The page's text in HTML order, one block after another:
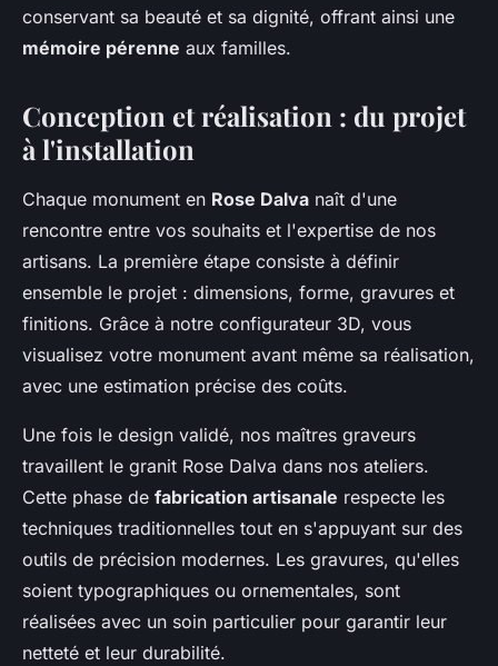
conservant sa beauté et sa dignité, offrant ainsi une
mémoire pérenne aux familles.
Conception et réalisation : du projet
à l'installation
Chaque monument en Rose Dalva naît d'une
rencontre entre vos souhaits et l'expertise de nos
artisans. La première étape consiste à définir
ensemble le projet : dimensions, forme, gravures et
finitions. Grâce à notre configurateur 3D, vous
visualisez votre monument avant même sa réalisation,
avec une estimation précise des coûts.
Une fois le design validé, nos maîtres graveurs
travaillent le granit Rose Dalva dans nos ateliers.
Cette phase de fabrication artisanale respecte les
techniques traditionnelles tout en s'appuyant sur des
outils de précision modernes. Les gravures, qu'elles
soient typographiques ou ornementales, sont
réalisées avec un soin particulier pour garantir leur
netteté et leur durabilité.